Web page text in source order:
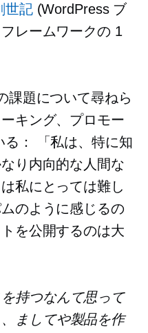
世記(WordPress ブ
レームワークの 1
課題について尋ねら
キング、プロモー
：
「私は、特に知
り内向的な人間な
私にとっては難し
のように感じるの
を公開するのは大
持つなんて思って
ましてや製品を作